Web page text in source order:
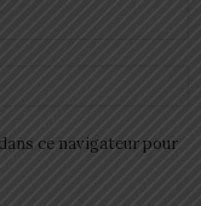
ce navigateur pour